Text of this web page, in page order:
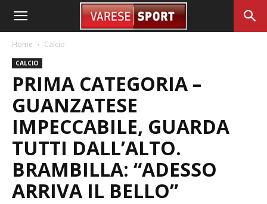
Home Calcio
CALCIO
PRIMA CATEGORIA –
GUANZATESE
IMPECCABILE, GUARDA
TUTTI DALL’ALTO.
BRAMBILLA: “ADESSO
ARRIVA IL BELLO”